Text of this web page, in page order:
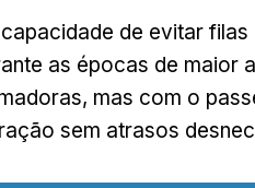
de evitar filas
as épocas de maior
mas com o
sem atrasos